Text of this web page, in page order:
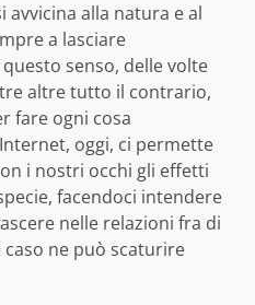
avvicina alla natura e al
a lasciare
senso, delle volte
altre tutto il contrario,
fare ogni cosa
oggi, ci permette
i nostri occhi gli effetti
facendoci intendere
nelle relazioni fra di
caso ne può scaturire